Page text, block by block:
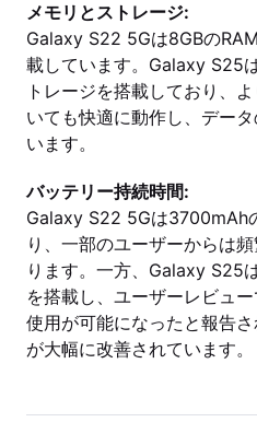
メモリとストレージ:
Galaxy S22 5Gは8GBの
載しています。Galaxy S25
トレージを搭載しており、
いても快適に動作し、デー
います。
バッテリー持続時間:
Galaxy S22 5Gは3700mAh
り、一部のユーザーからは
ります。一方、Galaxy S25
を搭載し、ユーザーレビュ
使用が可能になったと報告
が大幅に改善されています。